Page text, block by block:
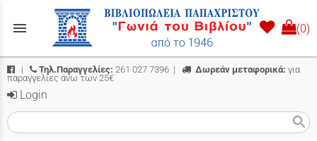
menu (0)
| Τηλ.Παραγγελίες: 261 027 7396 | Δωρεάν μεταφορικά: για
παραγγελίες άνω των 25€
Login
search